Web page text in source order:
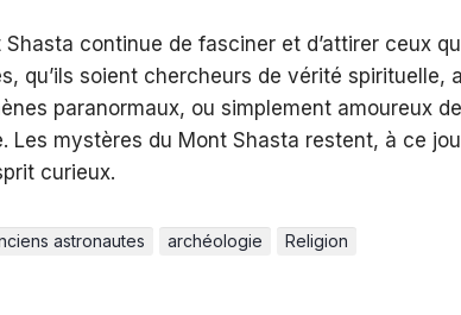
Shasta continue de fasciner et d’attirer ceux
qu’ils soient chercheurs de vérité spirituelle,
paranormaux, ou simplement amoureux
Les mystères du Mont Shasta restent, à ce
curieux.
astronautes archéologie Religion